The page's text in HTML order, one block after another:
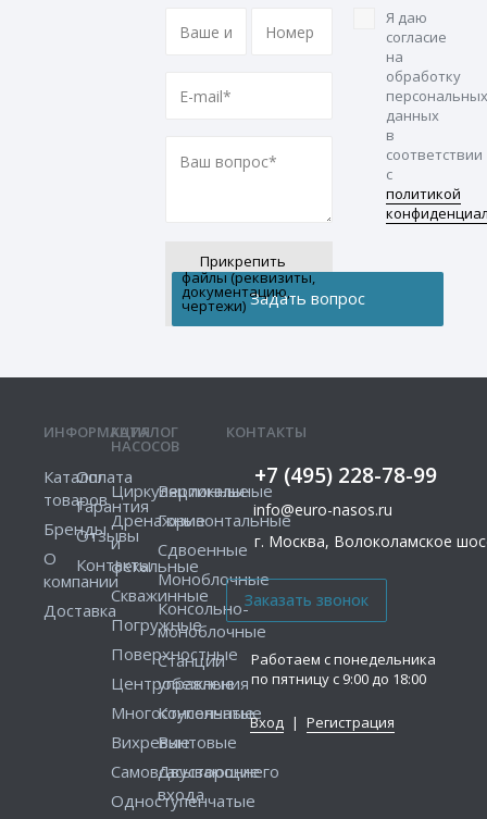
Прикрепить
файлы (реквизиты,
документацию,
чертежи)
Я даю
согласие
на
обработку
персональных
данных
в
соответствии
с
политикой
КОНТАКТЫ
+7 (495) 228-78-99
info@euro-nasos.ru
г. Москва, Волоколамское
Работаем с понедельника
по пятницу с 9:00 до 18:00
Вход | Регистрация
ИНФОРМАЦИЯ
Каталог
товаров
Бренды
О
компании
Доставка
Оплата
Гарантия
Отзывы
Контакты
КАТАЛОГ
НАСОСОВ
Циркуляционные
Дренажные
и
фекальные
Скважинные
Погружные
Поверхностные
Центробежные
Многоступенчатые
Вихревые
Самовсасывающие
Одноступенчатые
Вертикальные
Горизонтальные
Сдвоенные
Моноблочные
Консольно-
моноблочные
Станции
управления
Консольные
Винтовые
Двустороннего
входа